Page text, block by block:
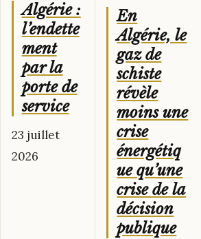
Algérie :
l’endette
ment
par la
porte de
service
23 juillet
2026
En
Algérie, le
gaz de
schiste
révèle
moins une
crise
énergétiq
ue qu’une
crise de la
décision
publique